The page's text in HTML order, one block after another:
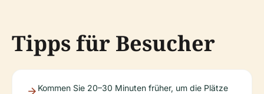
Tipps für Besucher
Kommen Sie 20–30 Minuten früher, um die Plätze